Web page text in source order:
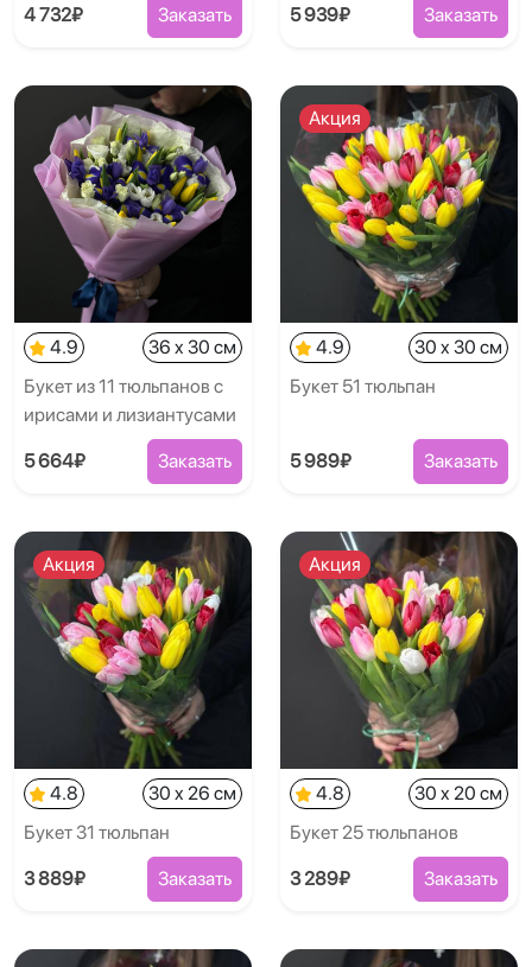
4 732₽ Заказать 5 939₽ Заказать
4.9
36 x 30 см
Букет из 11 тюльпанов с
ирисами и лизиантусами
5 664₽ Заказать
Акция
4.9
30 x 30 см
Букет 51 тюльпан
5 989₽ Заказать
Акция
4.8
30 x 26 см
Букет 31 тюльпан
3 889₽ Заказать
Акция
4.8
30 x 20 см
Букет 25 тюльпанов
3 289₽ Заказать